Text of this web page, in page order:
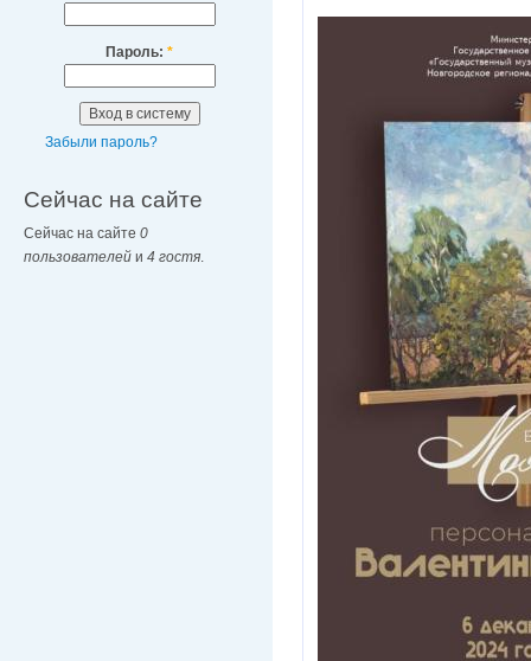
Пароль: *
Забыли пароль?
Сейчас на сайте
Сейчас на сайте 0
пользователей и 4 гостя